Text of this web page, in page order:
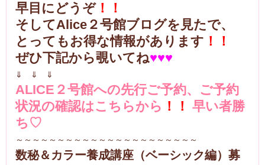
早目にどうぞ！！
そしてAlice２号館ブログを見たで、
とってもお得な情報があります ！！
ぜひ下記から覗いてね♥♥♥
⇓ ⇓ ⇓
ALICE２号館への先行ご予約、ご予約
状況の確認はこちらから ！！ 早い者勝
ち♡
～～～～～～～～～～～～～～～～～～～～～～
数秘＆カラー養成講座（ベーシック編）募